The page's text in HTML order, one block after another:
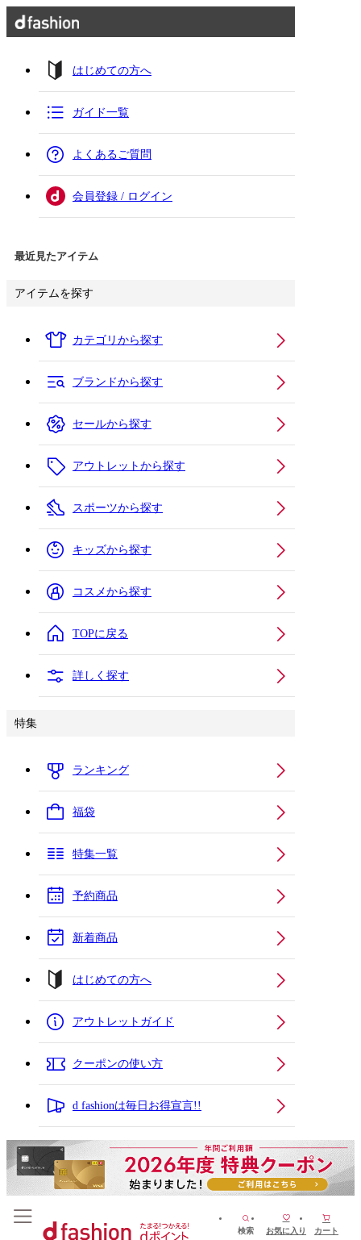
はじめての方へ
ガイド一覧
よくあるご質問
会員登録 / ログイン
最近見たアイテム
アイテムを探す
カテゴリから探す
ブランドから探す
セールから探す
アウトレットから探す
スポーツから探す
キッズから探す
コスメから探す
TOPに戻る
詳しく探す
特集
ランキング
福袋
特集一覧
予約商品
新着商品
はじめての方へ
アウトレットガイド
クーポンの使い方
d fashionは毎日お得宣言!!
検索 お気に入り カート